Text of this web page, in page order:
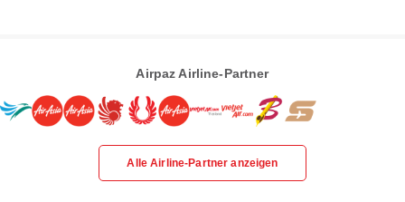
Airpaz Airline-Partner
Alle Airline-Partner anzeigen